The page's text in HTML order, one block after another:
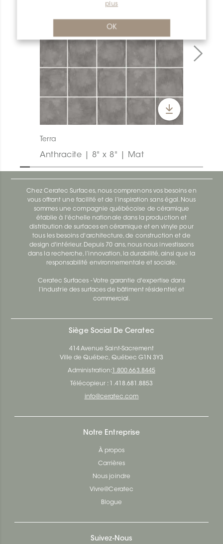
plus
OK
Terra
Anthracite | 8" x 8" | Mat
Chez Ceratec Surfaces, nous comprenons vos besoins en
vous offrant une facilité et de l’inspiration sans égal. Nous
sommes une compagnie québécoise de céramique
établie à l'échelle nationale dans la production et
distribution de surfaces en céramique et en vinyle pour
tous les besoins d'architecture, de construction et de
design d'intérieur. Depuis 70 ans, nous nous investissons
dans la recherche, l’innovation, la durabilité, ainsi que la
responsabilité environnementale et sociale.
Ceratec Surfaces - Votre garantie d'expertise dans
l’industrie des surfaces de bâtiment résidentiel et
commercial.
Siège Social De Ceratec
414 Avenue Saint-Sacrement
Ville de Québec, Québec G1N 3Y3
Administration: 1.800.663.8445
Télécopieur : 1.418.681.8853
info@ceratec.com
Notre Entreprise
À propos
Carrières
Nous joindre
Vivre@Ceratec
Blogue
Suivez-Nous